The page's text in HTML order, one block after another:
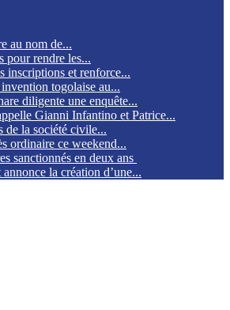
au nom de...
pour rendre les...
inscriptions et renforce...
togolaise au...
diligente une enquête...
Gianni Infantino et Patrice...
de la société civile...
ordinaire ce weekend...
sanctionnés en deux ans
la création d’une...